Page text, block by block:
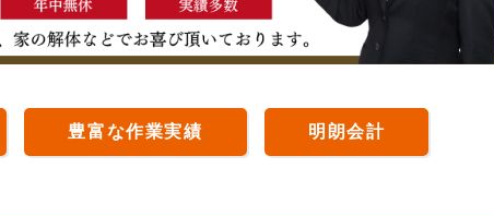
豊富な作業実績 明朗会計